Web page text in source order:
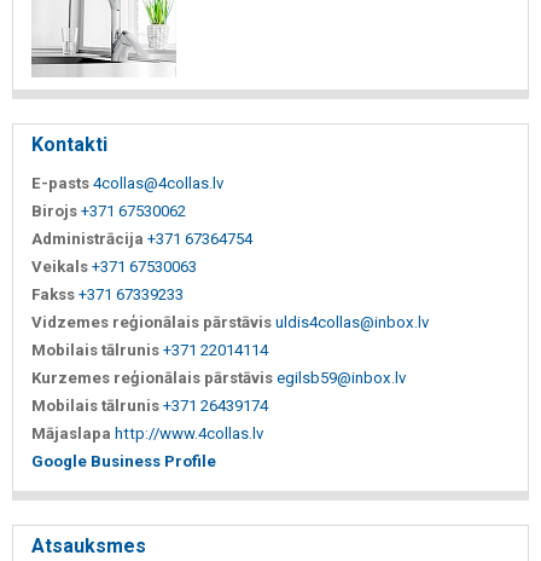
Kontakti
E-pasts 4collas@4collas.lv
Birojs +371 67530062
Administrācija +371 67364754
Veikals +371 67530063
Fakss +371 67339233
Vidzemes reģionālais pārstāvis uldis4collas@inbox.lv
Mobilais tālrunis +371 22014114
Kurzemes reģionālais pārstāvis egilsb59@inbox.lv
Mobilais tālrunis +371 26439174
Mājaslapa http://www.4collas.lv
Google Business Profile
Atsauksmes